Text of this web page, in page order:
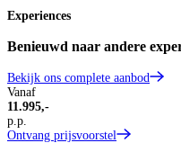
Experiences
Benieuwd naar andere
Bekijk ons complete aanbod
Vanaf
11.995,-
p.p.
Ontvang prijsvoorstel